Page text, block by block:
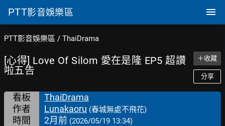
PTT影音娛樂區
PTT影音娛樂區 / ThaiDrama
[心得] Love Of Silom 愛在是隆 EP5 超讚
啦五告
＋收藏
分享
看板
ThaiDrama
作者
Lunakaoru (春城無處不飛花)
時間 2月前 (2026/05/19 13:34)